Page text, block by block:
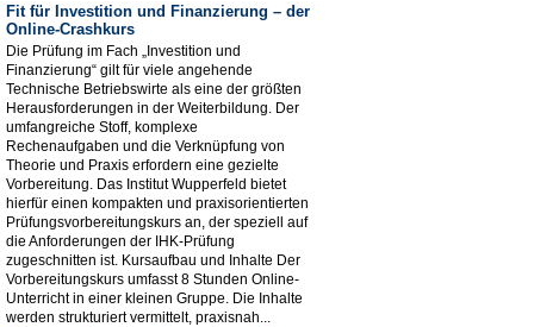
Fit für Investition und Finanzierung – der
Online-Crashkurs
Die Prüfung im Fach „Investition und
Finanzierung“ gilt für viele angehende
Technische Betriebswirte als eine der größten
Herausforderungen in der Weiterbildung. Der
umfangreiche Stoff, komplexe
Rechenaufgaben und die Verknüpfung von
Theorie und Praxis erfordern eine gezielte
Vorbereitung. Das Institut Wupperfeld bietet
hierfür einen kompakten und praxisorientierten
Prüfungsvorbereitungskurs an, der speziell auf
die Anforderungen der IHK-Prüfung
zugeschnitten ist. Kursaufbau und Inhalte Der
Vorbereitungskurs umfasst 8 Stunden Online-
Unterricht in einer kleinen Gruppe. Die Inhalte
werden strukturiert vermittelt, praxisnah...